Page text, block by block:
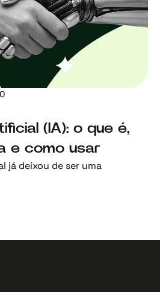
(IA): o que é,
e como usar
já deixou de ser uma